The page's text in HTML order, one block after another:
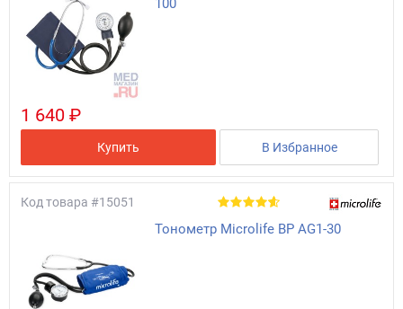
100
1 640 ₽
Купить В Избранное
Код товара #15051
Тонометр Microlife BP AG1-30